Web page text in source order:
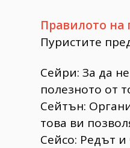
Правилото на
Пуристите
Сейри: За да
полезното от
Сейтън:
това ви
Сейсо: Редът и